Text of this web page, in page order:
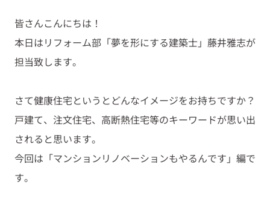
皆さんこんにちは！
本日はリフォーム部「夢を形にする建築士」藤井雅志が
担当致します。
さて健康住宅というとどんなイメージをお持ちですか？
戸建て、注文住宅、高断熱住宅等のキーワードが思い出
されると思います。
今回は「マンションリノベーションもやるんです」編で
す。